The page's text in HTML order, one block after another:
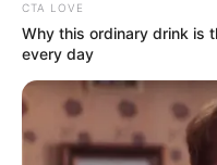
CTA LOVE
Why this ordinary drink is
every day